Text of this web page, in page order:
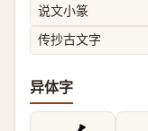
说文小篆
传抄古文字
异体字